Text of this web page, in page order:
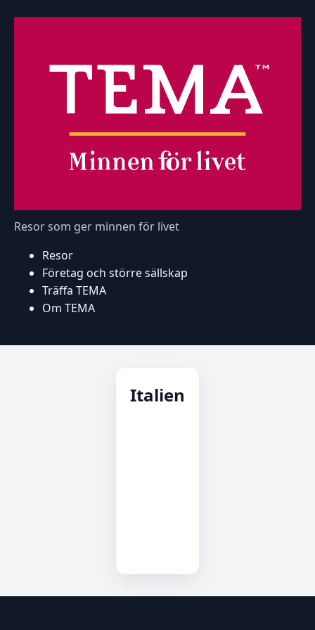
Resor som ger minnen för livet
Resor
Företag och större sällskap
Träffa TEMA
Om TEMA
Italien